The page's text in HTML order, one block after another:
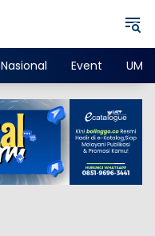
Nasional Event